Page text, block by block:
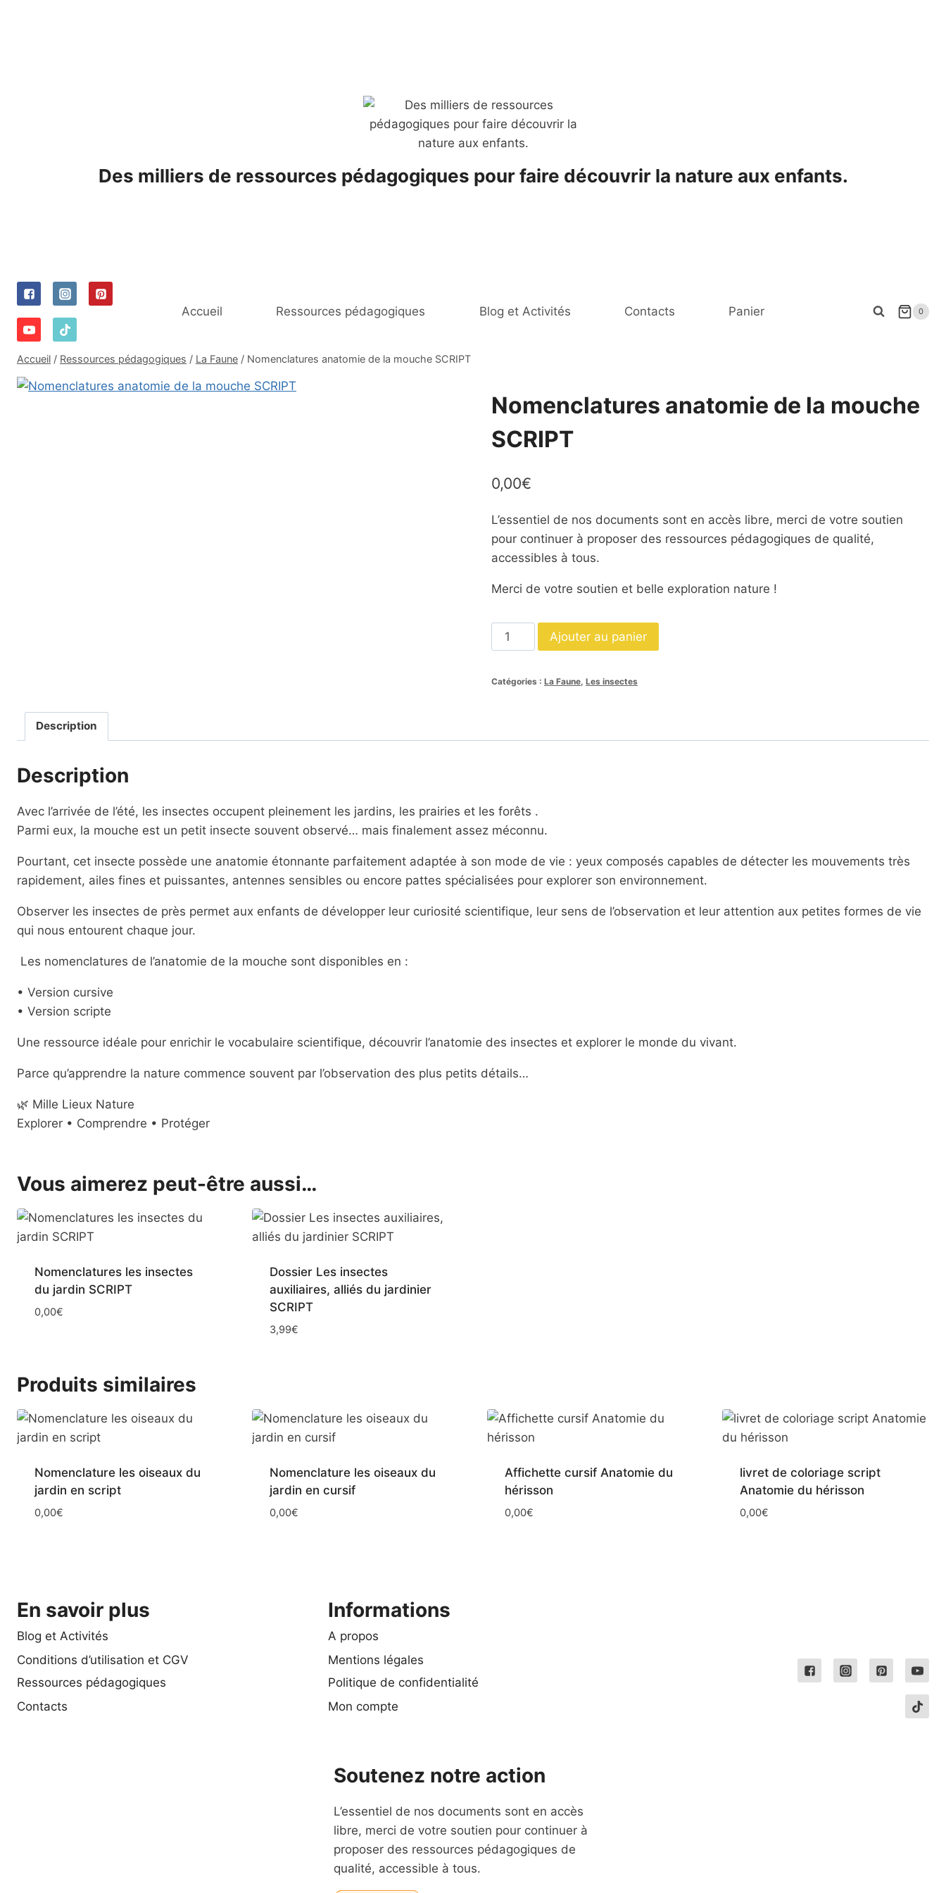
Des milliers de ressources pédagogiques pour faire découvrir la nature aux enfants.
Accueil Ressources pédagogiques Blog et Activités Contacts Panier 0
Accueil / Ressources pédagogiques / La Faune / Nomenclatures anatomie de la mouche SCRIPT
Nomenclatures anatomie de la mouche
SCRIPT
0,00€
L’essentiel de nos documents sont en accès libre, merci de votre soutien
pour continuer à proposer des ressources pédagogiques de qualité,
accessibles à tous.
Merci de votre soutien et belle exploration nature !
quantité
de
anatomie
mouche
Ajouter au panier
Catégories : La Faune, Les insectes
Description
Description
Avec l’arrivée de l’été, les insectes occupent pleinement les jardins, les prairies et les forêts .
Parmi eux, la mouche est un petit insecte souvent observé… mais finalement assez méconnu.
Pourtant, cet insecte possède une anatomie étonnante parfaitement adaptée à son mode de vie : yeux composés capables de détecter les mouvements très
rapidement, ailes fines et puissantes, antennes sensibles ou encore pattes spécialisées pour explorer son environnement.
Observer les insectes de près permet aux enfants de développer leur curiosité scientifique, leur sens de l’observation et leur attention aux petites formes de vie
qui nous entourent chaque jour.
Les nomenclatures de l’anatomie de la mouche sont disponibles en :
• Version cursive
• Version scripte
Une ressource idéale pour enrichir le vocabulaire scientifique, découvrir l’anatomie des insectes et explorer le monde du vivant.
Parce qu’apprendre la nature commence souvent par l’observation des plus petits détails…
🌿 Mille Lieux Nature
Explorer • Comprendre • Protéger
Vous aimerez peut-être aussi…
Nomenclatures les insectes
du jardin SCRIPT
0,00€
Dossier Les insectes
auxiliaires, alliés du jardinier
SCRIPT
3,99€
Produits similaires
Nomenclature les oiseaux du
jardin en script
0,00€
Nomenclature les oiseaux du
jardin en cursif
0,00€
Affichette cursif Anatomie du
hérisson
0,00€
livret de coloriage script
Anatomie du hérisson
0,00€
En savoir plus
Blog et Activités
Conditions d’utilisation et CGV
Ressources pédagogiques
Contacts
Informations
A propos
Mentions légales
Politique de confidentialité
Mon compte
Soutenez notre action
L’essentiel de nos documents sont en accès
libre, merci de votre soutien pour continuer à
proposer des ressources pédagogiques de
qualité, accessible à tous.